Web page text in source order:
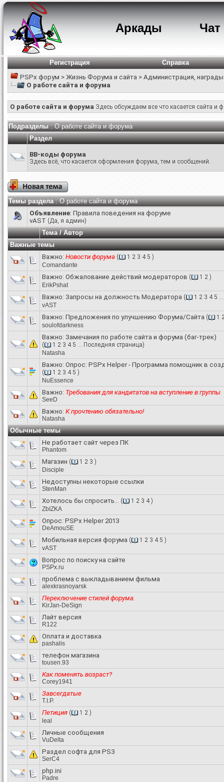
Аркады Чат
Регистрация
Справка
PSPx форум > Жизнь Форума и сайта > Администрация,
О работе сайта и форума
О работе сайта и форума Здесь обсуждаем все что касается сайта и
Подразделы: О работе сайта и форума
Раздел
BB-коды форума
Здесь всё, что касается оформления форума, тем и сообщений.
Темы раздела: О работе сайта и форума
Объявление: Правила поведения на форуме
vAST (Да, я админ)
Тема/Автор
Важные темы
Важно: Новости форума ( 1 2 3 4 5 )
Comandante
Важно: Обжалование действий модераторов ( 1 2 )
ErikPshat
Важно: Запросы на должность Модератора ( 1 2 3 4 5
vAST
Важно: Предложения по улучшению Форума/Сайта ( 1
soulofdarkness
Важно: Замечания по работе сайта и форума (баг-трек)
( 1 2 3 4 5 ... Последняя страница)
Natasha
Важно: Опрос: PSPx Helper - Программа помощник в
( 1 2 3 4 5 )
NuEssence
Важно: Требования для кандитатов на вступление в группы
SееD
Важно: К прочтению обязательно!
Natasha
Обычные темы
Не работает сайт через ПК
Phantom
Магазин ( 1 2 3 )
Disciple
Недоступны некоторые ссылки
StenMan
Хотелось бы спросить... ( 1 2 3 4 )
ZbIZKA
Опрос: PSPx Helper 2013
DeAmouSE
Мобильная версия форума ( 1 2 3 4 5 )
vAST
Вопрос по поиску на сайте
PSPx.ru
проблема с выкладыванием фильма
alexkrasnoyarsk
Переключение стилей форума.
KirJan-DeSign
Лайт версия
R122
Оплата и доставка
pashalis
телефон магазина
tousen.93
Как поменять возраст?
Corey1941
Завсегдатые
T.I.P.
Петиция ( 1 2 )
leal
Личные сообщения
VuDelta
Раздел софта для PS3
SerC4
php.ini
Padre